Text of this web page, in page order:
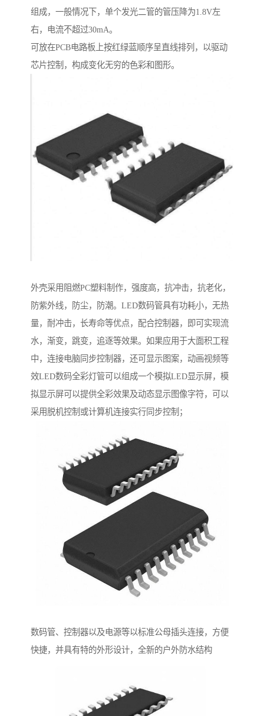
组成，一般情况下，单个发光二管的管压降为1.8V左
右，电流不超过30mA。
可放在PCB电路板上按红绿蓝顺序呈直线排列，以驱动
芯片控制，构成变化无穷的色彩和图形。
外壳采用阻燃PC塑料制作，强度高，抗冲击，抗老化，
防紫外线，防尘，防潮。LED数码管具有功耗小，无热
量，耐冲击，长寿命等优点，配合控制器，即可实现流
水，渐变，跳变，追逐等效果。如果应用于大面积工程
中，连接电脑同步控制器，还可显示图案，动画视频等
效LED数码全彩灯管可以组成一个模拟LED显示屏，模
拟显示屏可以提供全彩效果及动态显示图像字符，可以
采用脱机控制或计算机连接实行同步控制；
数码管、控制器以及电源等以标准公母插头连接，方便
快捷，并具有特的外形设计，全新的户外防水结构